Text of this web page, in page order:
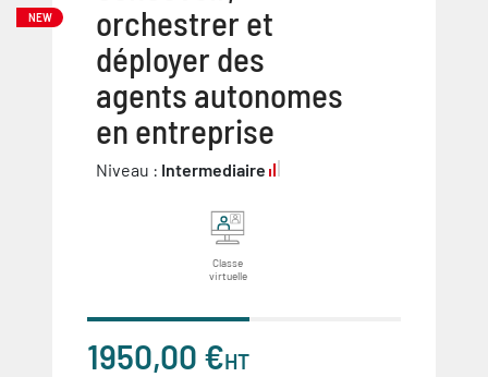
NEW
orchestrer et
déployer des
agents autonomes
en entreprise
Niveau : Intermediaire
Classe
virtuelle
1950,00 €HT